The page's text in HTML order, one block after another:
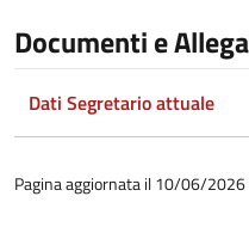
Documenti e
Dati Segretario attuale
Pagina aggiornata il 10/06/2026